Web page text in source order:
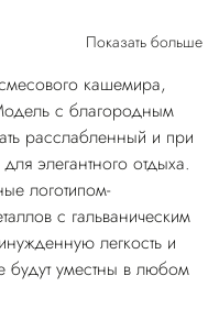
Показать больше
кашемира,
с благородным
расслабленный и при
элегантного отдыха.
логотипом-
с гальваническим
легкость и
будут уместны в любом